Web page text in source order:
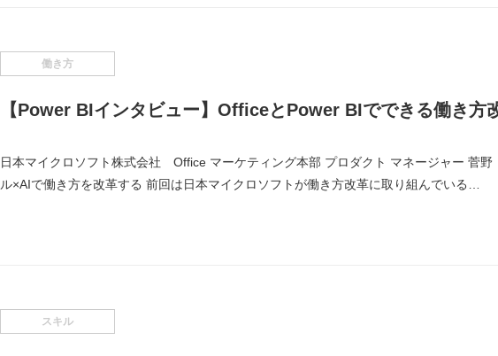
働き方
【Power BIインタビュー】OfficeとPower BIでできる働き方
日本マイクロソフト株式会社 Office マーケティング本部 プロダクト マネージャー 菅
ル×AIで働き方を改革する 前回は日本マイクロソフトが働き方改革に取り組んでいる…
スキル